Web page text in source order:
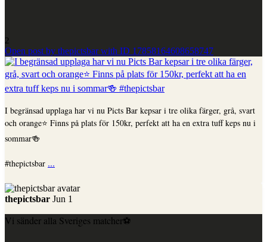
2
Open post by thepictsbar with ID 17858164608658747
I begränsad upplaga har vi nu Picts Bar kepsar i tre olika färger, grå, svart
och orange⭐️ Finns på plats för 150kr, perfekt att ha en extra tuff keps nu i
sommar🍻
#thepictsbar ...
thepictsbar Jun 1
Vi sänder alla Sveriges matcher⚽️